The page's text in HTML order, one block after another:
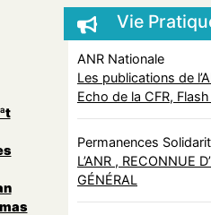
Vie
ANR Nationale
Les publications de
Echo de la CFR,
Permanences
L’ANR , RECONNUE
GÉNÉRAL